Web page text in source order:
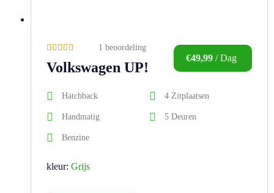
1 beoordeling
Volkswagen UP!
€49,99 / Dag
Hatchback 4 Zitplaatsen
Handmatig 5 Deuren
Benzine
kleur: Grijs